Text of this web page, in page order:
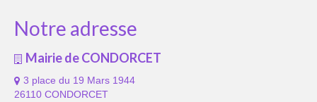
Notre adresse
Mairie de CONDORCET
3 place du 19 Mars 1944
26110 CONDORCET